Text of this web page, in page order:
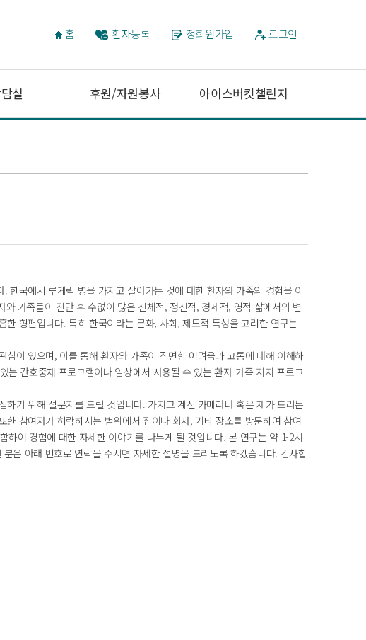
홈 환자등록 정회원가입 로그인
실 후원/자원봉사 아이스버킷챌린지
한국에서 루게릭 병을 가지고 살아가는 것에 대한 환자와 가족의 경험을 이
가족들이 진단 후 수없이 많은 신체적, 정신적, 경제적, 영적 삶에서의 변
형편입니다. 특히 한국이라는 문화, 사회, 제도적 특성을 고려한 연구는
이 있으며, 이를 통해 환자와 가족이 직면한 어려움과 고통에 대해 이해하
간호중재 프로그램이나 임상에서 사용될 수 있는 환자-가족 지지 프로그
기 위해 설문지를 드릴 것입니다. 가지고 계신 카메라나 혹은 제가 드리는
참여자가 허락하시는 범위에서 집이나 회사, 기타 장소를 방문하여 참여
여 경험에 대한 자세한 이야기를 나누게 될 것입니다. 본 연구는 약 1-2시
은 아래 번호로 연락을 주시면 자세한 설명을 드리도록 하겠습니다. 감사합